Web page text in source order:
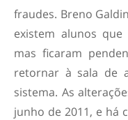
fraudes. Breno
existem alunos
mas ficaram
retornar à sala de
sistema. As
junho de 2011, e há